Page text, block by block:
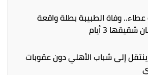
عطاء.. وفاة الطبيبة بطلة واقعة
3 أيام
ينتقل إلى شباب الأهلي دون عقوبات